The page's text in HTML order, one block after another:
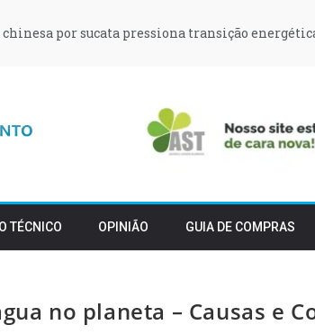
por sucata pressiona transição
TÉCNICO OPINIÃO GUIA DE COMPRAS
no planeta – Causas e